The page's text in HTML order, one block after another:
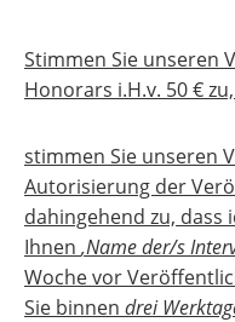
Stimmen Sie unseren
Honorars i.H.v. 50 €
stimmen Sie unseren
Autorisierung der
dahingehend zu, dass
Ihnen ,Name der/s
Woche vor
Sie binnen drei